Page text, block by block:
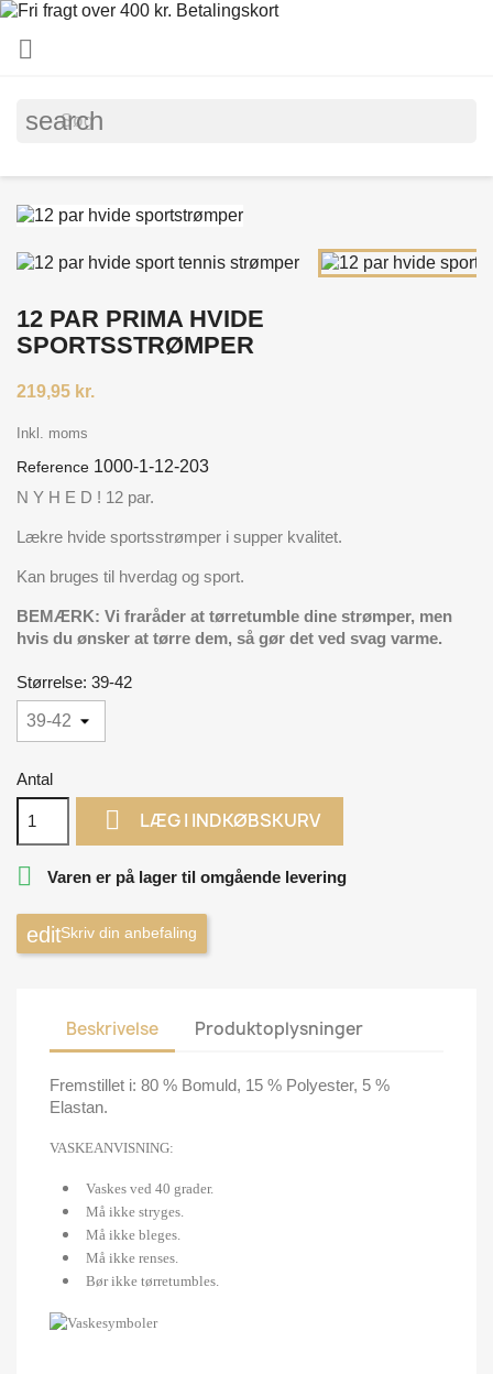

search
12 PAR PRIMA HVIDE
SPORTSSTRØMPER
219,95 kr.
Inkl. moms
Reference 1000-1-12-203
N Y H E D ! 12 par.
Lækre hvide sportsstrømper i supper kvalitet.
Kan bruges til hverdag og sport.
BEMÆRK: Vi fraråder at tørretumble dine strømper, men
hvis du ønsker at tørre dem, så gør det ved svag varme.
Størrelse: 39-42
Antal
 LÆG I INDKØBSKURV
 Varen er på lager til omgående levering
Skriv din anbefaling
Beskrivelse Produktoplysninger
Fremstillet i: 80 % Bomuld, 15 % Polyester, 5 %
Elastan.
VASKEANVISNING:
Vaskes ved 40 grader.
Må ikke stryges.
Må ikke bleges.
Må ikke renses.
Bør ikke tørretumbles.